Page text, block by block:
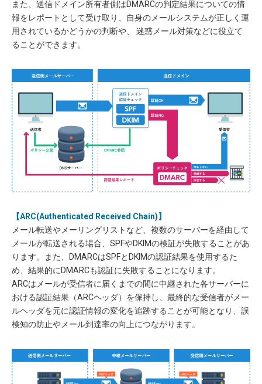
また、送信ドメイン所有者側はDMARCの判定結果についての情
報をレポートとして受け取り、自身のメールシステムが正しく運
用されているかどうかの判断や、 迷惑メール対策などに役立て
ることができます。
【ARC(Authenticated Received Chain)】
メール転送やメーリングリストなど、複数のサーバーを経由して
メールが転送される場合、SPFやDKIMの検証が失敗することがあ
ります。また、DMARCはSPFとDKIMの認証結果を使用するた
め、結果的にDMARCも認証に失敗することになります。
ARCはメールが受信者に届くまでの間に中継された各サーバーに
おける認証結果（ARCヘッダ）を保持し、最終的な受信者がメー
ルヘッダを元に認証情報の変化を追跡することが可能となり、誤
検知の防止やメール到達率の向上につながります。